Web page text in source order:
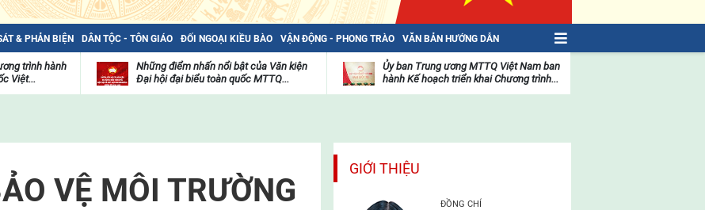
& PHẢN BIỆN DÂN TỘC - TÔN GIÁO ĐỐI NGOẠI KIỀU BÀO VẬN ĐỘNG - PHONG TRÀO VĂN BẢN HƯỚNG DẪN
trình hành
Việt...
Những điểm nhấn nổi bật của Văn kiện
Đại hội đại biểu toàn quốc MTTQ...
mặt
trận
Ủy ban Trung ương MTTQ Việt Nam ban
hành Kế hoạch triển khai Chương trình...
VỆ MÔI TRƯỜNG
GIỚI THIỆU
ĐỒNG CHÍ